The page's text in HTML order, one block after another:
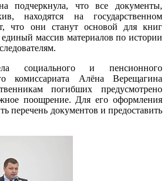
подчеркнула, что все документы,
находятся на государственном
что они станут основой для книг
массив материалов по истории
социального и пенсионного
комиссариата Алёна Верещагина
погибших предусмотрено
поощрение. Для его оформления
перечень документов и предоставить